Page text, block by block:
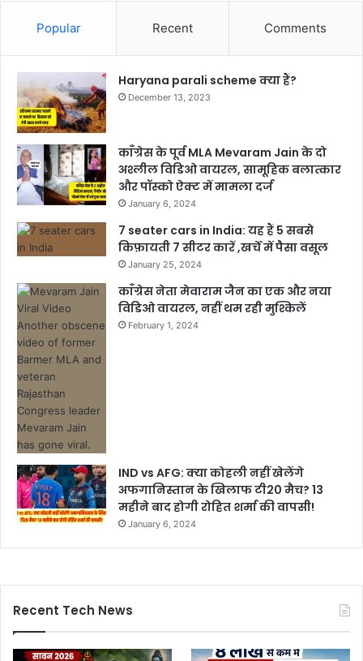
Popular Recent Comments
Haryana parali scheme क्या हैं?
December 13, 2023
काँग्रेस के पूर्व MLA Mevaram Jain के दो
अश्लील विडिओ वायरल, सामूहिक बलात्कार
और पॉस्को ऐक्ट में मामला दर्ज
January 6, 2024
7 seater cars in India: यह हैं 5 सबसे
किफ़ायती 7 सीटर कारें ,खर्चें में पैसा वसूल
January 25, 2024
काँग्रेस नेता मेवाराम जैन का एक और नया
विडिओ वायरल, नहीं थम रही मुश्किलें
February 1, 2024
IND vs AFG: क्या कोहली नहीं खेलेंगे
अफगानिस्तान के खिलाफ टी20 मैच? 13
महीने बाद होगी रोहित शर्मा की वापसी!
January 6, 2024
Recent Tech News